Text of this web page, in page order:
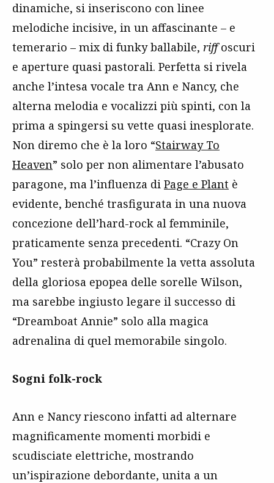
dinamiche, si inseriscono con linee
melodiche incisive, in un affascinante – e
temerario – mix di funky ballabile, riffoscuri
e aperture quasi pastorali. Perfetta si rivela
anche l’intesa vocale tra Ann e Nancy, che
alterna melodia e vocalizzi più spinti, con la
prima a spingersi su vette quasi inesplorate.
Non diremo che è la loro “Stairway To
Heaven” solo per non alimentare l’abusato
paragone, ma l’influenza di Page e Plant è
evidente, benché trasfigurata in una nuova
concezione dell’hard-rock al femminile,
praticamente senza precedenti. “Crazy On
You” resterà probabilmente la vetta assoluta
della gloriosa epopea delle sorelle Wilson,
ma sarebbe ingiusto legare il successo di
“Dreamboat Annie” solo alla magica
adrenalina di quel memorabile singolo.
Sogni folk-rock
Ann e Nancy riescono infatti ad alternare
magnificamente momenti morbidi e
scudisciate elettriche, mostrando
un’ispirazione debordante, unita a un